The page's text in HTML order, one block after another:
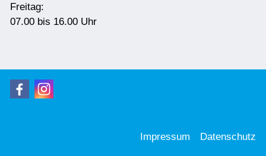
Freitag:
07.00 bis 16.00 Uhr
Datenschutz
Impressum